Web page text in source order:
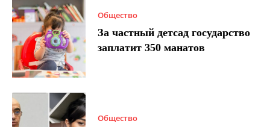
Общество
За частный детсад государство
заплатит 350 манатов
Общество